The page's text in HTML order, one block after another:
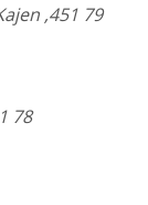
,451 79
78